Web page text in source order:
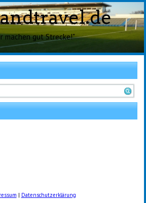
machen gut Strecke!"
| Datenschutzerklärung